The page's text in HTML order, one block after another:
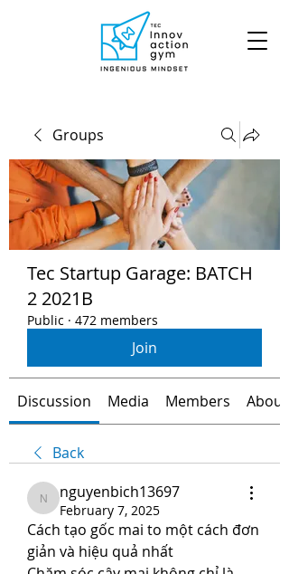
Groups
Tec Startup Garage: BATCH
2 2021B
Public · 472 members
Join
Discussion Media Members About
Back
nguyenbich13697
nguyenbich13697
February 7, 2025
Cách tạo gốc mai to một cách đơn
giản và hiệu quả nhất